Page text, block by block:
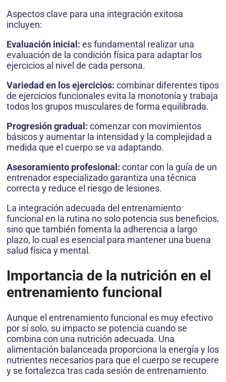
Aspectos clave para una integración exitosa
incluyen:
Evaluación inicial: es fundamental realizar una
evaluación de la condición física para adaptar los
ejercicios al nivel de cada persona.
Variedad en los ejercicios: combinar diferentes tipos
de ejercicios funcionales evita la monotonía y trabaja
todos los grupos musculares de forma equilibrada.
Progresión gradual: comenzar con movimientos
básicos y aumentar la intensidad y la complejidad a
medida que el cuerpo se va adaptando.
Asesoramiento profesional: contar con la guía de un
entrenador especializado garantiza una técnica
correcta y reduce el riesgo de lesiones.
La integración adecuada del entrenamiento
funcional en la rutina no solo potencia sus beneficios,
sino que también fomenta la adherencia a largo
plazo, lo cual es esencial para mantener una buena
salud física y mental.
Importancia de la nutrición en el
entrenamiento funcional
Aunque el entrenamiento funcional es muy efectivo
por sí solo, su impacto se potencia cuando se
combina con una nutrición adecuada. Una
alimentación balanceada proporciona la energía y los
nutrientes necesarios para que el cuerpo se recupere
y se fortalezca tras cada sesión de entrenamiento.